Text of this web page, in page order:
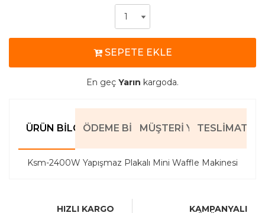
SEPETE EKLE
En geç Yarın kargoda.
ÜRÜN BILGILERIÖDEME BILGILERIMÜŞTERI YORUMLARI
TESLIMAT
Ksm-2400W Yapışmaz Plakalı Mini Waffle Makinesi
HIZLI KARGO KAMPANYALI